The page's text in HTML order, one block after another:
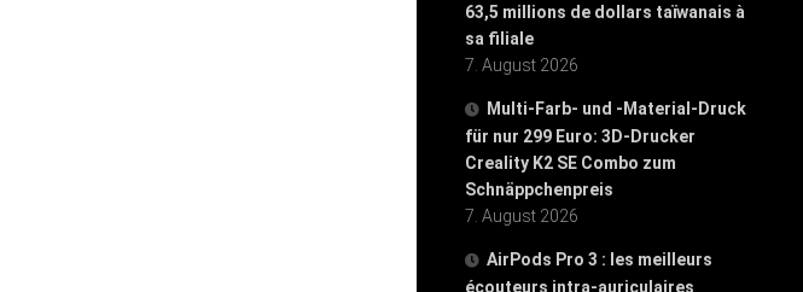
63,5 millions de dollars taïwanais à
sa filiale
7. August 2026
Multi-Farb- und -Material-Druck
für nur 299 Euro: 3D-Drucker
Creality K2 SE Combo zum
Schnäppchenpreis
7. August 2026
AirPods Pro 3 : les meilleurs
écouteurs intra-auriculaires